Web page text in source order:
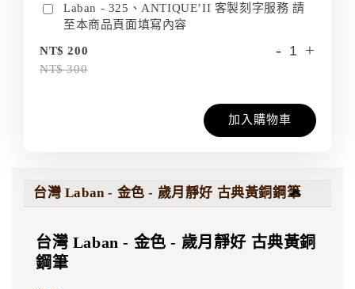
Laban - 325、ANTIQUE’II 客製刻字服務 請
至本商品頁面填寫內容
NT$ 200
NT$ 300
- +
加入購物車
台灣 Laban - 金色 - 歲月靜好 古典黃銅鋼筆
台灣 Laban - 金色 - 歲月靜好 古典黃銅
鋼筆